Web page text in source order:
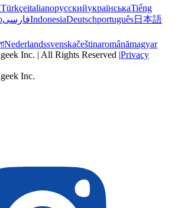
TürkçeitalianoрусскийукраїнськаTiếng
فارسیIndonesiaDeutschportuguês日本語
Nederlandssvenskačeštinaromânămagyar
Inc. | All Rights Reserved |Privacy
Inc.